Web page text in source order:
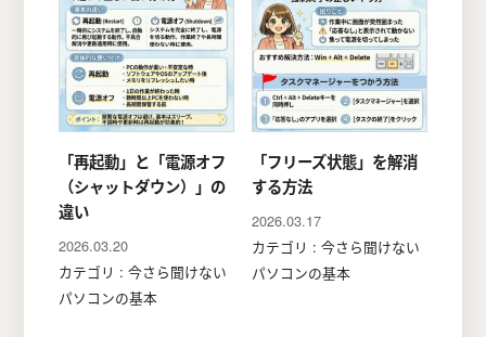
「再起動」と「電源オフ
（シャットダウン）」の
違い
2026.03.20
カテゴリ : 今さら聞けない
パソコンの基本
「フリーズ状態」を解消
する方法
2026.03.17
カテゴリ : 今さら聞けない
パソコンの基本